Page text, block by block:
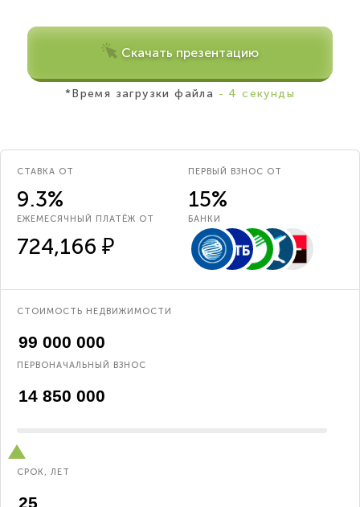
Скачать презентацию
*Время загрузки файла - 4 секунды
СТАВКА ОТ
9.3%
ПЕРВЫЙ ВЗНОС ОТ
15%
ЕЖЕМЕСЯЧНЫЙ ПЛАТЁЖ ОТ
724,166 ₽
БАНКИ
СТОИМОСТЬ НЕДВИЖИМОСТИ
ПЕРВОНАЧАЛЬНЫЙ ВЗНОС
СРОК, ЛЕТ